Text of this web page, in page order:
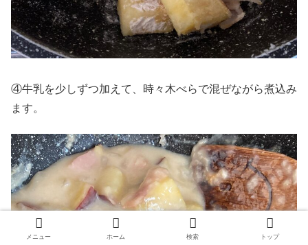
④牛乳を少しずつ加えて、時々木べらで混ぜながら煮込み
ます。
メニュー ホーム 検索 トップ